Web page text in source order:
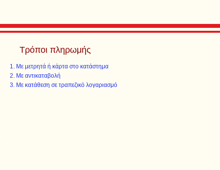
Τρόποι πληρωμής
Με μετρητά ή κάρτα στο κατάστημα
Με αντικαταβολή
Με κατάθεση σε τραπεζικό λογαριασμό